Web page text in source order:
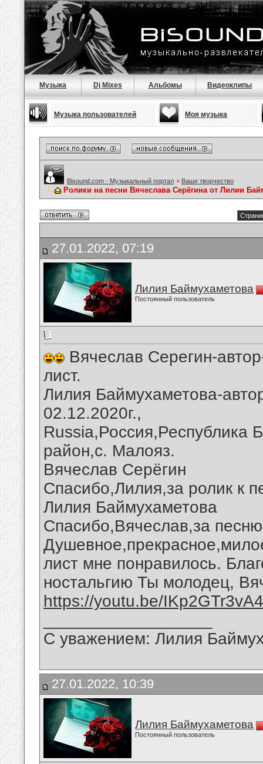
Музыка Dj Mixes Альбомы Видеоклипы
Музыка пользователей Моя музыка
Bisound.com - Музыкальный портал > Ваше творчество
Ролики на песни Вячеслава Серёгина от Лилии
27.01.2022, 07:19
Лилия Баймухаметова
Постоянный пользователь
Вячеслав Серегин-
лист.
Лилия Баймухаметова-
02.12.2020г.,
Russia,Россия,Республика
район,с. Малояз.
Вячеслав Серёгин
Спасибо,Лилия,за ролик к
Лилия Баймухаметова
Спасибо,Вячеслав,за
лист мне понравилось.
ностальгию Ты молодец,
https://youtu.be/IKp2GTr3vA4
С уважением: Лилия
27.01.2022, 10:39
Лилия Баймухаметова
Постоянный пользователь